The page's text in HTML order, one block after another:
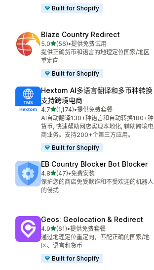
Built for Shopify
Blaze Country Redirect
5.0星（满分 5 星）
(56)
总共 56 条评论
•提供免费试用
提供正确货币和语言的地理定位国家/地区
重定向
Built for Shopify
Hextom AI多语言翻译和多币种转换
支持跨境电商
4.7星（满分 5 星）
(1,174)
总共 1174 条评论
•提供免费套餐
AI自动翻译130+种语言和自动转换180+种
货币, 快速帮助网店实现本地化, 辅助跨境电
商业务。支持200+个第三方应用。
Built for Shopify
EB Country Blocker Bot Blocker
4.8星（满分 5 星）
(47)
总共 47 条评论
•免费安装
保护您的商店免受欺诈和不受欢迎的机器人
的侵扰
Geos: Geolocation & Redirect
4.9星（满分 5 星）
(61)
总共 61 条评论
•提供免费套餐
通过地理定位重定向，匹配正确的国家/地
区、语言和货币
Built for Shopify